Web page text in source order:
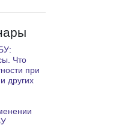
Что
при
других